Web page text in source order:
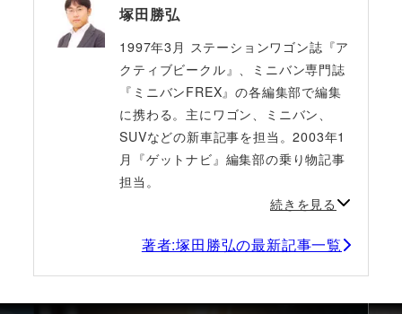
塚田勝弘
1997年3月 ステーションワゴン誌『ア
クティブビークル』、ミニバン専門誌
『ミニバンFREX』の各編集部で編集
に携わる。主にワゴン、ミニバン、
SUVなどの新車記事を担当。2003年1
月『ゲットナビ』編集部の乗り物記事
担当。
続きを見る
著者:塚田勝弘の最新記事一覧